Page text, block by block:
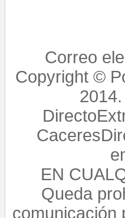
Correo
Copyright ©
EN
Queda
comunicación